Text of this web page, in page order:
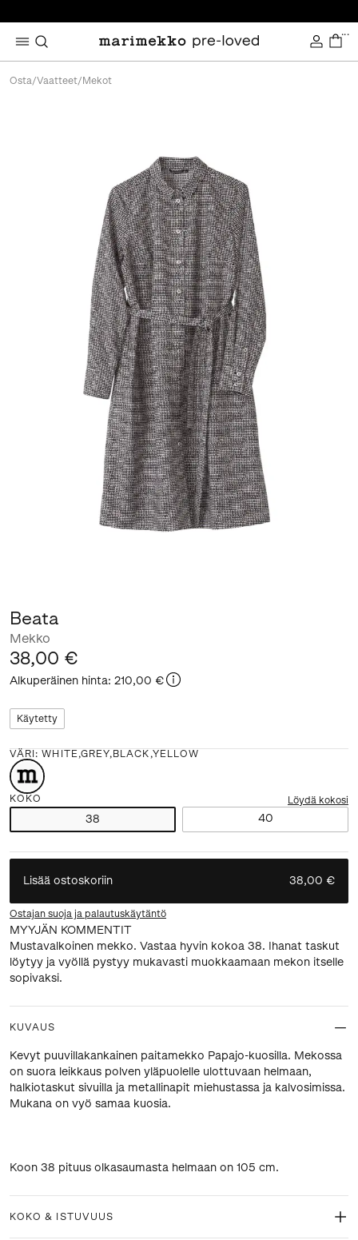
...
Osta/Vaatteet/ Mekot
Beata
Mekko
38,00 €
Alkuperäinen hinta: 210,00 €
Käytetty
VÄRI :WHITE,GREY,BLACK,YELLOW
KOKO Löydä kokosi
38 40
Lisää ostoskoriin 38,00 €
Ostajan suoja ja palautuskäytäntö
MYYJÄN KOMMENTIT
Mustavalkoinen mekko. Vastaa hyvin kokoa 38. Ihanat taskut
löytyy ja vyöllä pystyy mukavasti muokkaamaan mekon itselle
sopivaksi.
KUVAUS
Kevyt puuvillakankainen paitamekko Papajo-kuosilla. Mekossa
on suora leikkaus polven yläpuolelle ulottuvaan helmaan,
halkiotaskut sivuilla ja metallinapit miehustassa ja kalvosimissa.
Mukana on vyö samaa kuosia.
Koon 38 pituus olkasaumasta helmaan on 105 cm.
KOKO & ISTUVUUS